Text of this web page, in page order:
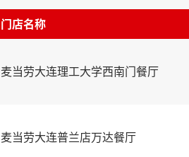
门店名称
麦当劳大连理工大学西南门餐厅
麦当劳大连普兰店万达餐厅